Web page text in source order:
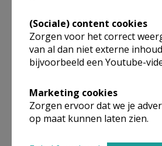
(Sociale) content cookies
Zorgen voor het correct
van al dan niet externe
bijvoorbeeld een Youtube-
Marketing cookies
Zorgen ervoor dat we je
op maat kunnen laten zien.